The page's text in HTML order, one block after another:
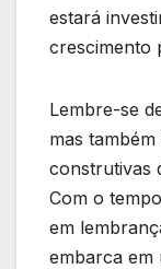
estará
crescimento
Lembre-se
mas
construtivas
Com o
em
embarca em